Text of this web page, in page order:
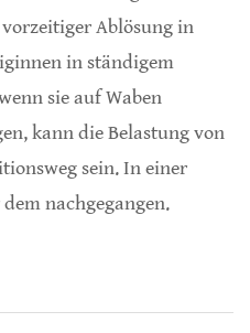
Ablösung in
in ständigem
sie auf Waben
kann die Belastung von
sein. In einer
nachgegangen.